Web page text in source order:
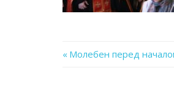
Previous
Молебен перед